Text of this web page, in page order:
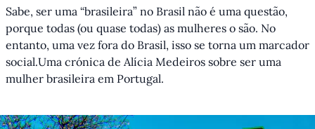
Sabe, ser uma “brasileira” no Brasil não é uma questão,
porque todas (ou quase todas) as mulheres o são. No
entanto, uma vez fora do Brasil, isso se torna um marcador
social.Uma crónica de Alícia Medeiros sobre ser uma
mulher brasileira em Portugal.